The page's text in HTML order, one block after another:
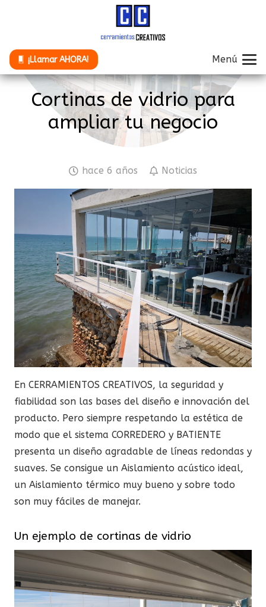
¡Llamar AHORA! Menú
Cortinas de vidrio para
ampliar tu negocio
hace 6 años Noticias
En CERRAMIENTOS CREATIVOS, la seguridad y
fiabilidad son las bases del diseño e innovación del
producto. Pero siempre respetando la estética de
modo que el sistema CORREDERO y BATIENTE
presenta un diseño agradable de líneas redondas y
suaves. Se consigue un Aislamiento acústico ideal,
un Aislamiento térmico muy bueno y sobre todo
son muy fáciles de manejar.
Un ejemplo de cortinas de vidrio